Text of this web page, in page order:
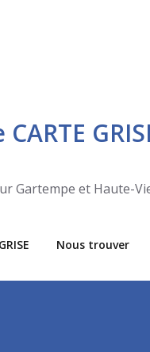
Gartempe et Haute-
Nous trouver